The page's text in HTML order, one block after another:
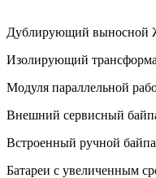
Дублирующий выносной
Изолирующий
Модуля параллельной
Внешний сервисный
Встроенный ручной
Батареи с увеличенным